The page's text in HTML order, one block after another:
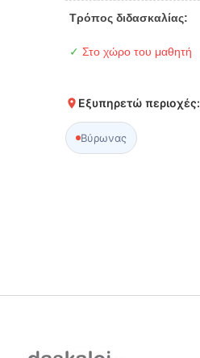
Τρόπος διδασκαλίας:
✓ Στο χώρο του μαθητή
Εξυπηρετώ περιοχές:
Βύρωνας